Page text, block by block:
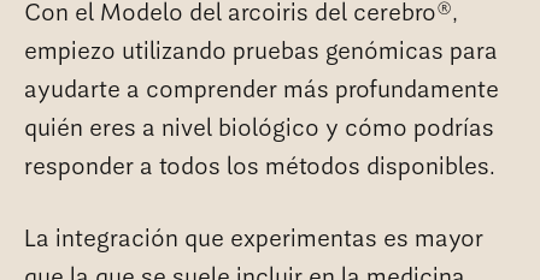
Con el Modelo del arcoiris del cerebro®,
empiezo utilizando pruebas genómicas para
ayudarte a comprender más profundamente
quién eres a nivel biológico y cómo podrías
responder a todos los métodos disponibles.
La integración que experimentas es mayor